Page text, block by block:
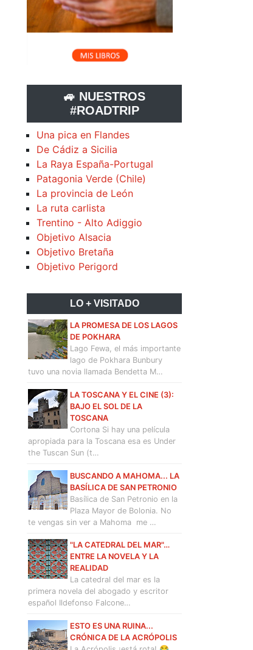
🚙 NUESTROS
#ROADTRIP
Una pica en Flandes
De Cádiz a Sicilia
La Raya España-Portugal
Patagonia Verde (Chile)
La provincia de León
La ruta carlista
Trentino - Alto Adiggio
Objetivo Alsacia
Objetivo Bretaña
Objetivo Perigord
LO + VISITADO
LA PROMESA DE LOS LAGOS
DE POKHARA
Lago Fewa, el más importante
lago de Pokhara Bunbury
tuvo una novia llamada Bendetta M…
LA TOSCANA Y EL CINE (3):
BAJO EL SOL DE LA
TOSCANA
Cortona Si hay una película
apropiada para la Toscana esa es Under
the Tuscan Sun (t…
BUSCANDO A MAHOMA... LA
BASÍLICA DE SAN PETRONIO
Basílica de San Petronio en la
Plaza Mayor de Bolonia. No
te vengas sin ver a Mahoma me …
"LA CATEDRAL DEL MAR"…
ENTRE LA NOVELA Y LA
REALIDAD
La catedral del mar es la
primera novela del abogado y escritor
español Ildefonso Falcone…
ESTO ES UNA RUINA...
CRÓNICA DE LA ACRÓPOLIS